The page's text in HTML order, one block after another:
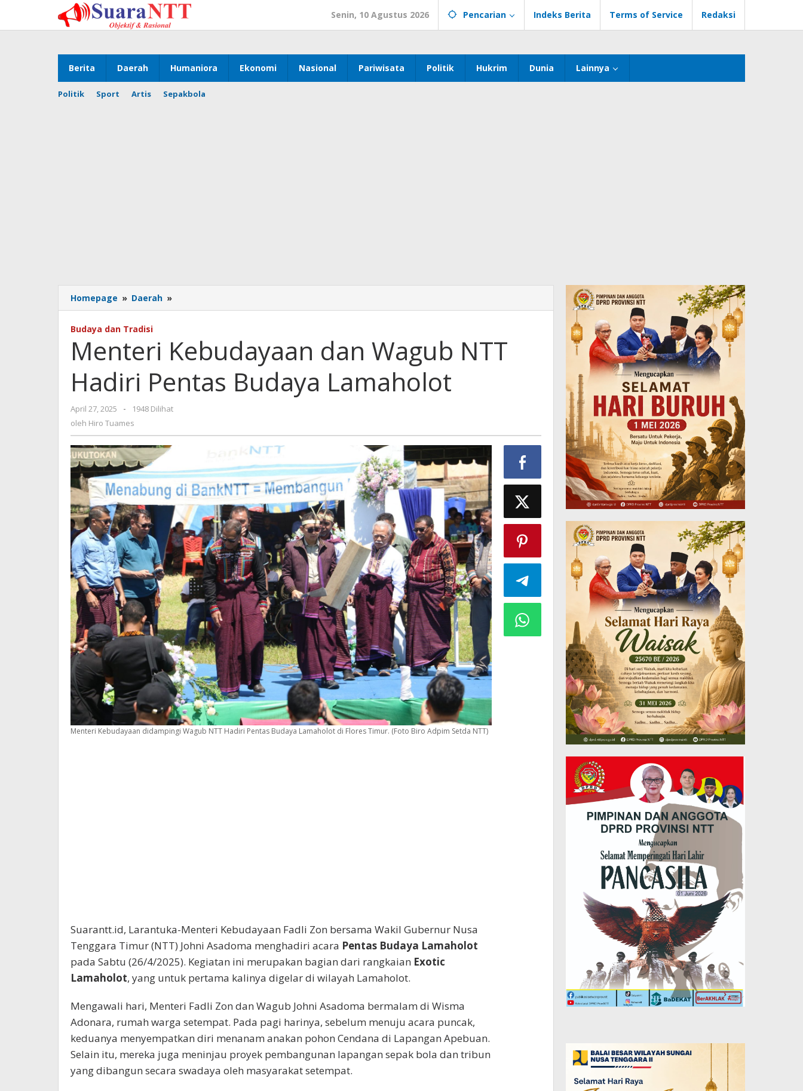
konten
Senin, 10 Agustus 2026 Pencarian Indeks Berita Terms of Service Redaksi
Berita Daerah Humaniora Ekonomi Nasional Pariwisata Politik Hukrim Dunia Lainnya
Politik Sport Artis Sepakbola
Homepage » Daerah »
Kebudayaan
NTT
Hadiri
Pentas
Budaya
Budaya dan Tradisi
Menteri Kebudayaan dan Wagub NTT
Hadiri Pentas Budaya Lamaholot
April 27, 2025
oleh
-
1948 Dilihat
oleh Hiro Tuames
Menteri Kebudayaan didampingi Wagub NTT Hadiri Pentas Budaya Lamaholot di Flores Timur. (Foto Biro Adpim Setda NTT)
Suarantt.id, Larantuka-Menteri Kebudayaan Fadli Zon bersama Wakil Gubernur Nusa
Tenggara Timur (NTT) Johni Asadoma menghadiri acara Pentas Budaya Lamaholot
pada Sabtu (26/4/2025). Kegiatan ini merupakan bagian dari rangkaian Exotic
Lamaholot, yang untuk pertama kalinya digelar di wilayah Lamaholot.
Mengawali hari, Menteri Fadli Zon dan Wagub Johni Asadoma bermalam di Wisma
Adonara, rumah warga setempat. Pada pagi harinya, sebelum menuju acara puncak,
keduanya menyempatkan diri menanam anakan pohon Cendana di Lapangan Apebuan.
Selain itu, mereka juga meninjau proyek pembangunan lapangan sepak bola dan tribun
yang dibangun secara swadaya oleh masyarakat setempat.